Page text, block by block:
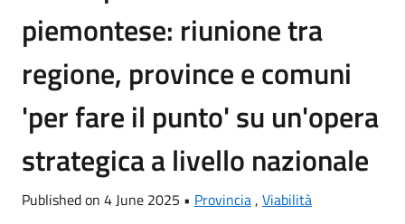
piemontese: riunione tra
regione, province e comuni
'per fare il punto' su un'opera
strategica a livello nazionale
Published on 4 June 2025 • Provincia, Viabilità